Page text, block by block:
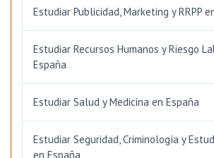
Estudiar Publicidad, Marketing y RRPP
Estudiar Recursos Humanos y Riesgo
España
Estudiar Salud y Medicina en España
Estudiar Seguridad, Criminología y
en España